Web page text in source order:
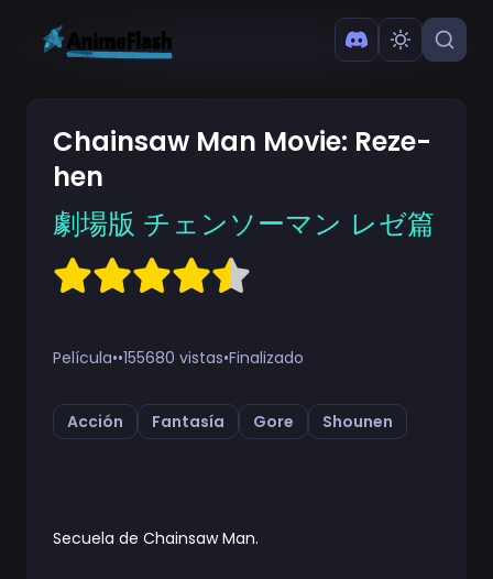
Chainsaw Man Movie: Reze-
hen
劇場版 チェンソーマン レゼ篇
Película••155680 vistas•Finalizado
Acción Fantasía Gore Shounen
Secuela de Chainsaw Man.